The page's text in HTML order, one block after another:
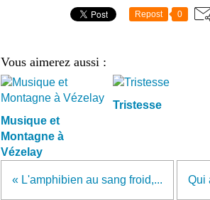
Repost 0
Vous aimerez aussi :
Musique et
Montagne à
Vézelay
Tristesse
« L'amphibien au sang froid,... Qui